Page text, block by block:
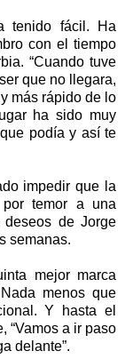
tenido fácil. Ha
con el tiempo
“Cuando tuve
que no llegara,
más rápido de lo
ha sido muy
podía y así te
impedir que la
por temor a una
de Jorge
semanas.
mejor marca
menos que
Y hasta el
“Vamos a ir paso
delante”.